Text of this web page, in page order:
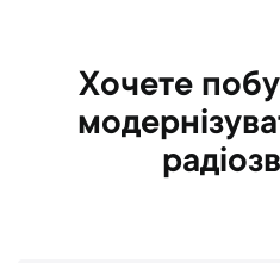
Хочете